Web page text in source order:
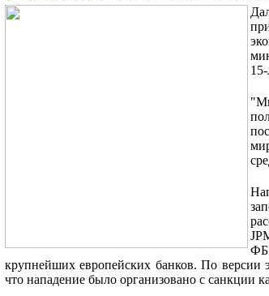
крупнейших европейских банков. По версии
что нападение было организовано с санкции